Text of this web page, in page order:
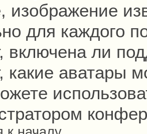
изображение
для каждого
включена ли
какие аватары